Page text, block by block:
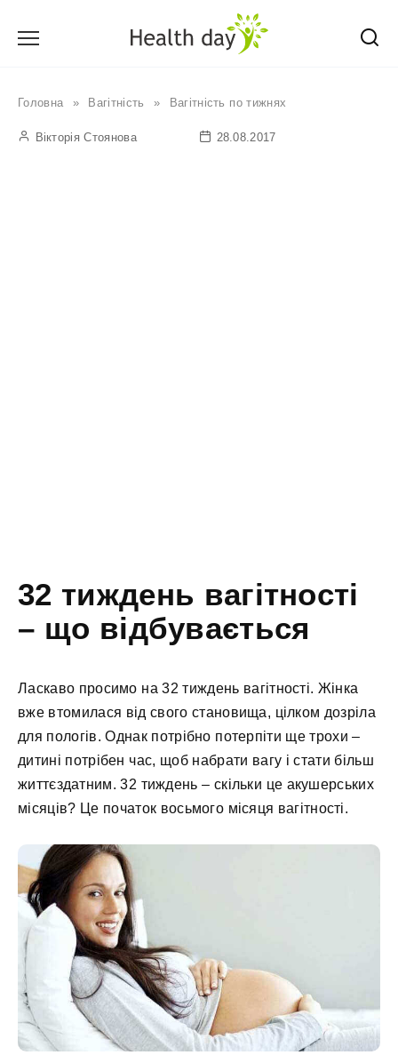
Головна » Вагітність » Вагітність по тижнях
Вікторія Стоянова 28.08.2017
32 тиждень вагітності
– що відбувається
Ласкаво просимо на 32 тиждень вагітності. Жінка
вже втомилася від свого становища, цілком дозріла
для пологів. Однак потрібно потерпіти ще трохи –
дитині потрібен час, щоб набрати вагу і стати більш
життєздатним. 32 тиждень – скільки це акушерських
місяців? Це початок восьмого місяця вагітності.